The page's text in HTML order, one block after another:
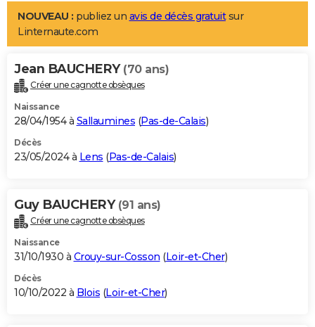
LIFESTYLE
Art de vivre
Bien-être
Loisirs
Mode
Modes de vie
Alimentation
Guide de la santé
Maladies
Médicaments
Sommeil
VOYAGE
Destinations
City break
Voyage nature
Voyage de noces
Forum
Climat
+PHOTO
GUIDES D'ACHAT
BONS PLANS
Carte de Noël
Carte Bonne année
Carte Saint-Valentin
Carte Pâques
Carte d'anniversaire
DICTIONNAIRE
Dictionnaire
Biographies
Citations
Expressions
Proverbes
PROGRAMME TV
S'inscrire
Se connecter
Lycées
Collèges
Primaires
Universités
Entreprises
Service militaire
Avis de recherche
AVIS DE DÉCÈS
NOUVEAU : publiez un avis de décès gratuitsur
Linternaute.com
Jean BAUCHERY (70 ans)
Créer une cagnotte obsèques
Naissance
28/04/1954 à Sallaumines (Pas-de-Calais)
Décès
23/05/2024 à Lens (Pas-de-Calais)
Guy BAUCHERY (91 ans)
Créer une cagnotte obsèques
Naissance
31/10/1930 à Crouy-sur-Cosson (Loir-et-Cher)
Décès
10/10/2022 à Blois (Loir-et-Cher)